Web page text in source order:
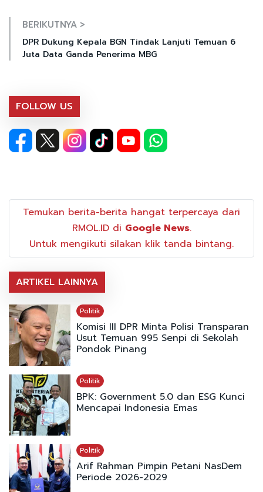
BERIKUTNYA >
DPR Dukung Kepala BGN Tindak Lanjuti Temuan 6
Juta Data Ganda Penerima MBG
FOLLOW US
Temukan berita-berita hangat terpercaya dari
RMOL.ID di Google News.
Untuk mengikuti silakan klik tanda bintang.
ARTIKEL LAINNYA
Politik
Komisi III DPR Minta Polisi Transparan
Usut Temuan 995 Senpi di Sekolah
Pondok Pinang
Politik
BPK: Government 5.0 dan ESG Kunci
Mencapai Indonesia Emas
Politik
Arif Rahman Pimpin Petani NasDem
Periode 2026-2029